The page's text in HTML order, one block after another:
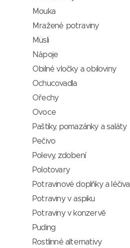
Mouka
Mražené potraviny
Müsli
Nápoje
Obilné vločky a obiloviny
Ochucovadla
Ořechy
Ovoce
Paštiky, pomazánky a saláty
Pečivo
Polevy, zdobení
Polotovary
Potravinové doplňky a léčiva
Potraviny v aspiku
Potraviny v konzervě
Puding
Rostlinné alternativy